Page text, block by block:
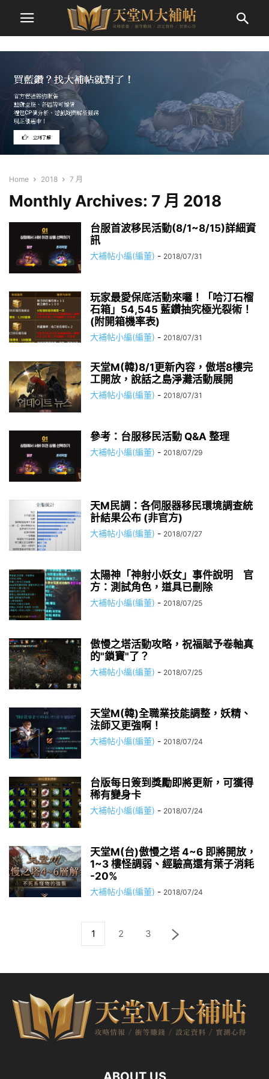
Home 2018 7 月
Monthly Archives: 7 月 2018
台服首波移民活動(8/1~8/15)詳細資
訊
大補帖小編(編董) - 2018/07/31
玩家最愛保底活動來囉！「哈汀石榴
石箱」54,545 藍鑽抽究極光裂術！
(附開箱機率表)
大補帖小編(編董) - 2018/07/31
天堂M(韓)8/1更新內容，傲塔8樓完
工開放，說話之島淨灘活動展開
大補帖小編(編董) - 2018/07/31
參考：台服移民活動 Q&A 整理
大補帖小編(編董) - 2018/07/29
天M民調：各伺服器移民環境調查統
計結果公布 (非官方)
大補帖小編(編董) - 2018/07/27
太陽神「神射小妖女」事件說明 官
方：測試角色，道具已刪除
大補帖小編(編董) - 2018/07/25
傲慢之塔活動攻略，祝福賦予卷軸真
的"鎖寶"了？
大補帖小編(編董) - 2018/07/25
天堂M(韓)全職業技能調整，妖精、
法師又更強啊！
大補帖小編(編董) - 2018/07/24
台版每日簽到獎勵即將更新，可獲得
稀有變身卡
大補帖小編(編董) - 2018/07/24
天堂M(台)傲慢之塔 4~6 即將開放，
1~3 樓怪調弱、經驗高還有葉子消耗
-20%
大補帖小編(編董) - 2018/07/24
1 2 3